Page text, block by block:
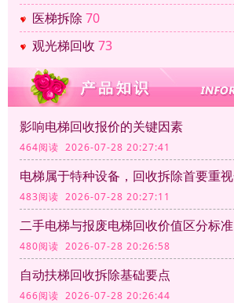
医梯拆除 70
观光梯回收 73
影响电梯回收报价的关键因素
464阅读 2026-07-28 20:27:41
483阅读 2026-07-28 20:27:11
二手电梯与报废电梯回收价值区分标准
480阅读 2026-07-28 20:26:58
自动扶梯回收拆除基础要点
466阅读 2026-07-28 20:26:44